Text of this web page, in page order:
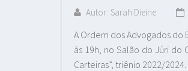
Autor: Sarah Dieine
A Ordem dos Advogados do
às 19h, no Salão do Júri do
Carteiras”, triênio 2022/2024.